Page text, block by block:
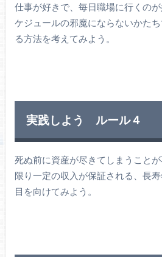
仕事が好きで、毎日職場に行くの
ケジュールの邪魔にならないかた
る方法を考えてみよう。
実践しよう ルール４
死ぬ前に資産が尽きてしまうこと
限り一定の収入が保証される、長
目を向けてみよう。